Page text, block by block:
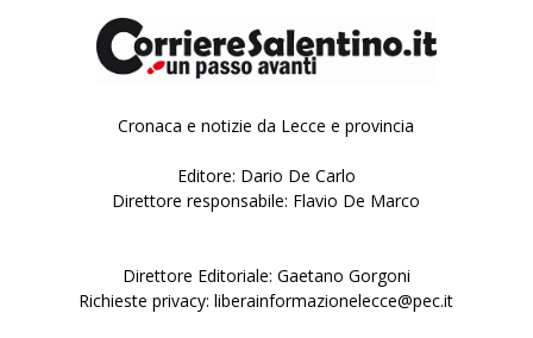
Cronaca e notizie da Lecce e provincia
Editore: Dario De Carlo
Direttore responsabile: Flavio De Marco
Direttore Editoriale: Gaetano Gorgoni
Richieste privacy: liberainformazionelecce@pec.it